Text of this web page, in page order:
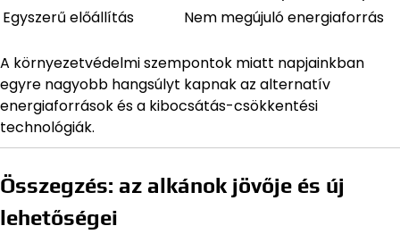
Egyszerű előállítás
Nem megújuló energiaforrás
A környezetvédelmi szempontok miatt napjainkban
egyre nagyobb hangsúlyt kapnak az alternatív
energiaforrások és a kibocsátás-csökkentési
technológiák.
Összegzés: az alkánok jövője és új
lehetőségei